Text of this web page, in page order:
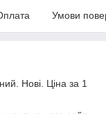
Умови
Нові. Ціна за 1